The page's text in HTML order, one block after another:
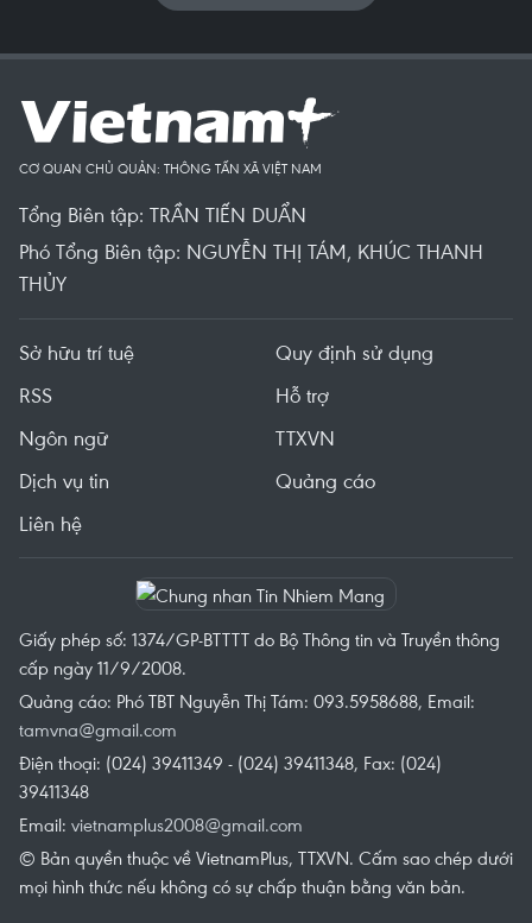
CƠ QUAN CHỦ QUẢN: THÔNG TẤN XÃ VIỆT NAM
Tổng Biên tập: TRẦN TIẾN DUẨN
Phó Tổng Biên tập: NGUYỄN THỊ TÁM, KHÚC THANH
THỦY
Sở hữu trí tuệ
Quy định sử dụng
RSS
Hỗ trợ
Ngôn ngữ
TTXVN
Dịch vụ tin
Quảng cáo
Liên hệ
Giấy phép số: 1374/GP-BTTTT do Bộ Thông tin và Truyền thông
cấp ngày 11/9/2008.
Quảng cáo: Phó TBT Nguyễn Thị Tám: 093.5958688, Email:
tamvna@gmail.com
Điện thoại: (024) 39411349 - (024) 39411348, Fax: (024)
39411348
Email: vietnamplus2008@gmail.com
© Bản quyền thuộc về VietnamPlus, TTXVN. Cấm sao chép dưới
mọi hình thức nếu không có sự chấp thuận bằng văn bản.